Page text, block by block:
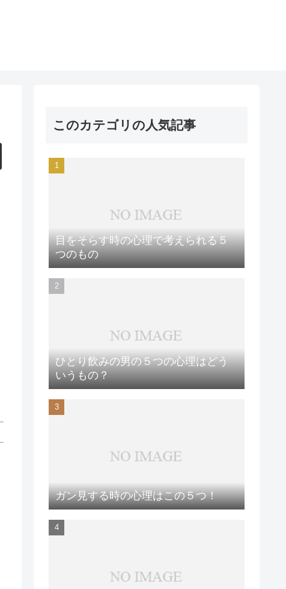
このカテゴリの人気記事
目をそらす時の心理で考えられる５
つのもの
ひとり飲みの男の５つの心理はどう
いうもの？
ガン見する時の心理はこの５つ！